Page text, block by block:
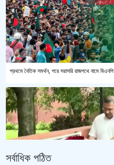
প্রথমে নৈতিক সমর্থন, পরে সরাসরি রাজপথে নামে বিএনপি
সর্বাধিক পঠিত